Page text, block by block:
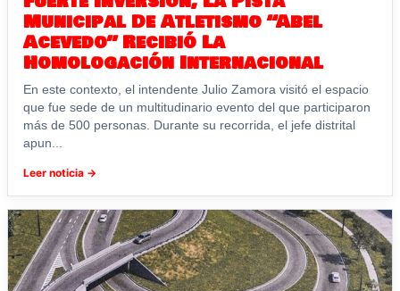
Municipal De Atletismo “Abel
Acevedo” Recibió La
Homologación Internacional
En este contexto, el intendente Julio Zamora visitó el espacio
que fue sede de un multitudinario evento del que participaron
más de 500 personas. Durante su recorrida, el jefe distrital
apun...
Leer noticia →